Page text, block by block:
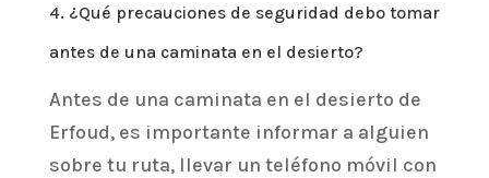
4. ¿Qué precauciones de seguridad debo tomar
antes de una caminata en el desierto?
Antes de una caminata en el desierto de
Erfoud, es importante informar a alguien
sobre tu ruta, llevar un teléfono móvil con